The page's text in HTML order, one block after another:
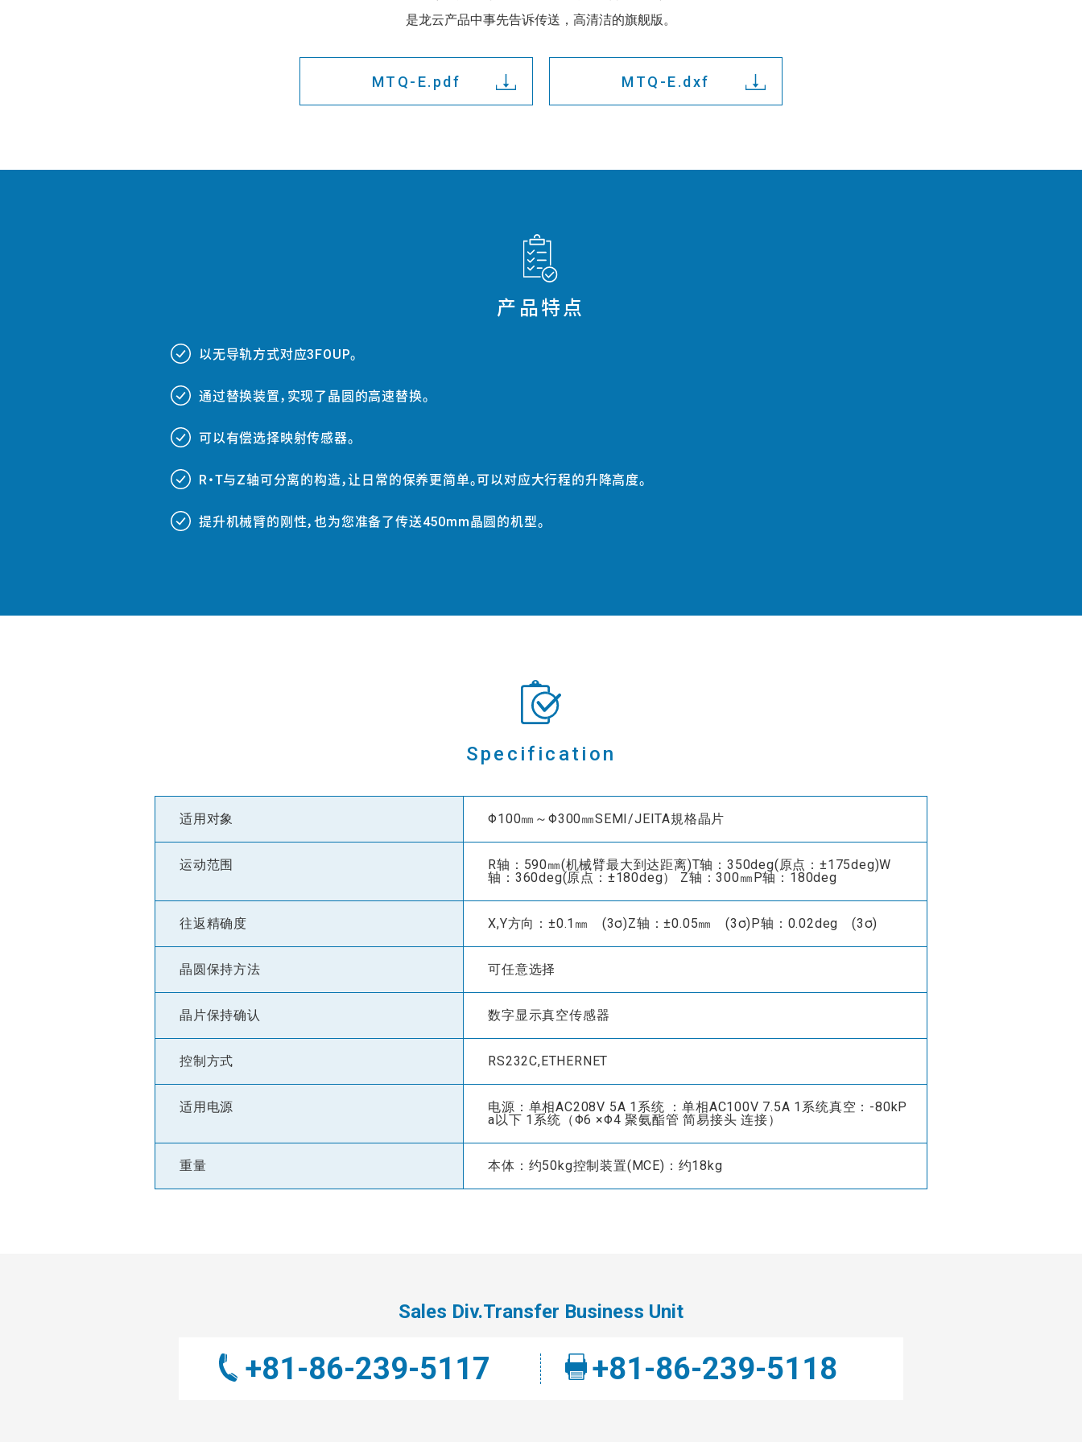
是龙云产品中事先告诉传送，高清洁的旗舰版。
MTQ-E.pdf MTQ-E.dxf
产品特点
###
以无导轨方式对应3FOUP。
###
通过替换装置，实现了晶圆的高速替换。
###
可以有偿选择映射传感器。
###
R・T与Z轴可分离的构造，让日常的保养更简单。可以对应大行程的升降高度。
###
提升机械臂的刚性，也为您准备了传送450mm晶圆的机型。
Specification
适用对象 Φ100㎜～Φ300㎜SEMI/JEITA規格晶片
运动范围
R轴：590㎜(机械臂最大到达距离)T轴：350deg(原点：±175deg)W
轴：360deg(原点：±180deg） Z轴：300㎜P轴：180deg
往返精确度 X,Y方向：±0.1㎜ (3σ)Z轴：±0.05㎜ (3σ)P轴：0.02deg (3σ)
晶圆保持方法 可任意选择
晶片保持确认 数字显示真空传感器
控制方式 RS232C,ETHERNET
适用电源
电源：单相AC208V 5A 1系统 ：单相AC100V 7.5A 1系统真空：-80kP
a以下 1系统（Φ6 ×Φ4 聚氨酯管 简易接头 连接）
重量 本体：约50kg控制装置(MCE)：约18kg
Sales Div.Transfer Business Unit
+81-86-239-5117 +81-86-239-5118